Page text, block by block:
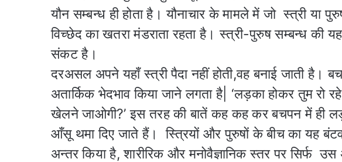
यौन सम्बन्ध ही होता है। यौनाचार के मामले में जो स्त्री या
विच्छेद का खतरा मंडराता रहता है। स्त्री-पुरुष सम्बन्ध की
संकट है।
दरअसल अपने यहाँ स्त्री पैदा नहीं होती,वह बनाई जाती
अतार्किक भेदभाव किया जाने लगता है| ‘लड़का होकर तुम रो
खेलने जाओगी?’ इस तरह की बातें कह कह कर बचपन में ही
आँसू थमा दिए जाते हैं। स्त्रियों और पुरुषों के बीच का यह
अन्तर किया है, शारीरिक और मनोवैज्ञानिक स्तर पर सिर्फ